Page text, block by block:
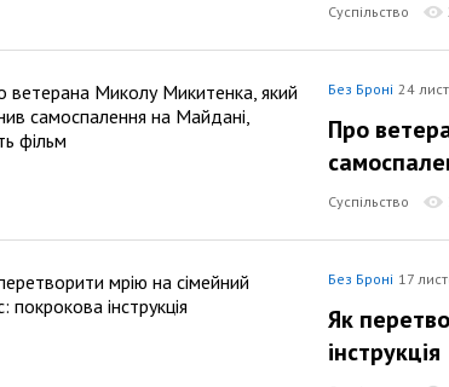
Суспільство
Без Броні 24
Про
Суспільство
Без Броні 17
Як
інструкція